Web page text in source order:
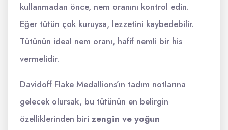
kullanmadan önce, nem oranını kontrol edin.
Eğer tütün çok kuruysa, lezzetini kaybedebilir.
Tütünün ideal nem oranı, hafif nemli bir his
vermelidir.
Davidoff Flake Medallions’ın tadım notlarına
gelecek olursak, bu tütünün en belirgin
özelliklerinden biri zengin ve yoğun